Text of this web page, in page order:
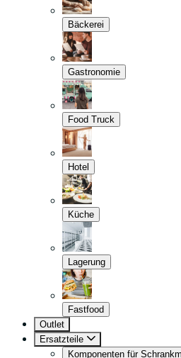
Bäckerei
Gastronomie
Food Truck
Hotel
Küche
Lagerung
Fastfood
Outlet
Ersatzteile
Komponenten für